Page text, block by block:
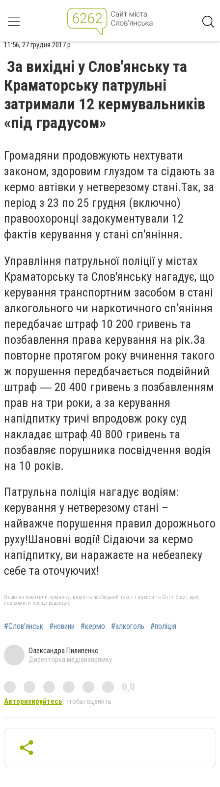
11:56, 27 грудня 2017 р.
За вихідні у Слов'янську та
Краматорську патрульні
затримали 12 кермувальників
«під градусом»
Громадяни продовжують нехтувати
законом, здоровим глуздом та сідають за
кермо автівки у нетверезому стані.Так, за
період з 23 по 25 грудня (включно)
правоохоронці задокументували 12
фактів керування у стані сп'яніння.
Управління патрульної поліції у містах
Краматорську та Слов'янську нагадує, що
керування транспортним засобом в стані
алкогольного чи наркотичного сп’яніння
передбачає штраф 10 200 гривень та
позбавлення права керування на рік.За
повторне протягом року вчинення такого
ж порушення передбачається подвійний
штраф ― 20 400 гривень з позбавленням
прав на три роки, а за керування
напідпитку тричі впродовж року суд
накладає штраф 40 800 гривень та
позбавляє порушника посвідчення водія
на 10 років.
Патрульна поліція нагадує водіям:
керування у нетверезому стані –
найважче порушення правил дорожнього
руху!Шановні водії! Сідаючи за кермо
напідпитку, ви наражаєте на небезпеку
себе та оточуючих!
Якщо ви помітили помилку, виділіть необхідний текст і натисніть Ctrl + Enter, щоб
повідомити про це редакцію
#Слов'янськ #новини #кермо #алкоголь #поліція
Олександра Пилипенко
Директорка медіанапрямку
0,0
Авторизируйтесь, чтобы оценить